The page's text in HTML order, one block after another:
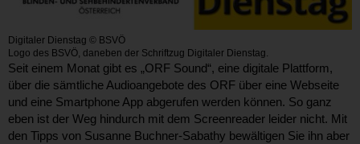
Digitaler Dienstag © BSVÖ
Logo des BSVÖ, daneben der Schriftzug Digitaler Dienstag.
Seit einem Monat gibt es „ORF Sound“, eine digitale Plattform,
über die sämtliche Audioangebote des ORF über eine Webseite
und eine Smartphone App abgerufen werden können. So ganz
eben ist der Weg hindurch mit dem Screenreader leider nicht. Mit
den Tipps von Susanne Buchner-Sabathy bewältigen Sie ihn aber